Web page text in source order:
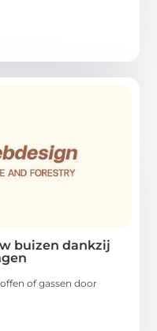
buizen dankzij
of gassen door